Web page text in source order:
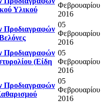
Υλικού
Φεβρουαρίου
2016
Προδιαγραφών
05
Φεβρουαρίου
2016
Προδιαγραφών
(Είδη
05
Φεβρουαρίου
2016
Προδιαγραφών
05
Φεβρουαρίου
2016